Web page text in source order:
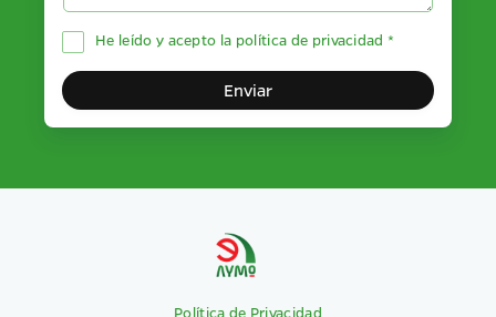
He leído y acepto la política de privacidad *
Política de Privacidad